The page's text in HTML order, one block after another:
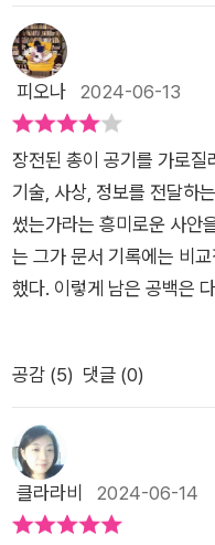
화”, “자주화”를 지향한다
의 사실상 가장 중요한 철학
수바드라 다스는 인도계 영
고, 아랍에미리트의 영미
입”으로 자라 우수한 성적
계속해서 UCL 박물관 연
스스로를 “내 삶과 교육 전
이 틀렸다는 증거”로 “나
상 대학에 진학하면서부터
받아온 교육에 대한 비판
가지 긍정적 또는 부정적
인’보다는(또는 뿐만 아니
계의 평등’을 이야기하고 있
임’의 승자가 ‘문명화’를
제는 그동안의 ‘패자’가 이
동안 권력을 지닌 서양 세
등장하는 어떤 것도 이 프레
이 프레임을 기본으로 놓고
들어보자. 이 책의 서두에는
마치 미용실에서 염색된
다. 하지만 이 안에는 무시
락 색과 곱슬 정도를 통해
머리카락 색깔 측정기였다
결을 같이 한다. 앞에서 말
장애를 가지거나, 특정 인
전자만 전달하도록 강제하
인 학살이 등장하게 된 것
등이 말도 안 되고, 있어서
게도 우리의 주변에서는 우
재한다는 사실을 책 곳곳
라는 사실을 처음부터 명
거한다는 공약을 내걸고
대한 대법원의 판결 소식
결을 냐렸으니 , 본인이 집
간에 벌인 노력 대부분은
고,미국이 북아메리카 대륙
주하도록 만드는 것이었
다.'국민'이란 무엇인가? 국
모두 영국 국민으로 태어
오기 위해 이 모든 복잡한
이렇게 많은 의미를 지니
역사를 살펴볼 필요가 있
보낸 첫 번째 편지에서 '파
썼다. 고린도인들이 이 말을
피오나 2024-06-13
장전된 총이 공기를 가로
기술, 사상, 정보를 전달하
썼는가라는 흥미로운 사안
는 그가 문서 기록에는 비
했다. 이렇게 남은 공백은
말이다. 이런 점은 글이 지
알려준다. 살아남는 생각,
글 자체만을 들려주는
도 그대로 믿지 말라, 아는
의의 여신은 눈을 가리고
공감 (5) 댓글 (0)
클라라비 2024-06-14